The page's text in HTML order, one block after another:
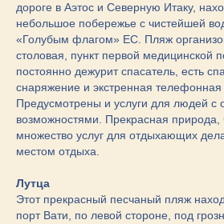
дороге в Аэтос и Северную Итаку,
небольшое побережье с чистейшей
«Голубым флагом» ЕС. Пляж
столовая, пункт первой
постоянно дежурит спасатель, есть
снаряжение и экстренная телефонная
Предусмотрены и услуги для людей с
возможностями. Прекрасная природа,
множество услуг для отдыхающих
местом отдыха.
Лутца
Этот прекрасный песчаный пляж
порт Вати, по левой стороне, под